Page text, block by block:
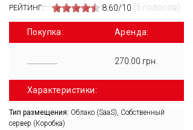
РЕЙТИНГ: 8.60/10 (5 голосов)
Покупка: Аренда:
270.00 грн.
Характеристики:
Тип размещения: Облако (SaaS), Собственный
сервер (Коробка)